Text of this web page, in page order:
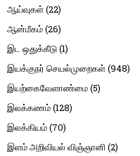
ஆய்வுகள்(22)
ஆன்மீகம்(26)
இட ஒதுக்கீடு(1)
இயக்குநர் செயல்முறைகள்(948)
இயற்கைவேளாண்மை(5)
இலக்கணம்(128)
இலக்கியம்(70)
இளம் அறிவியல் விஞ்ஞானி(2)